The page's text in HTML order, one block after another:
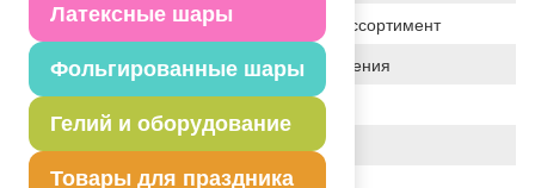
Латексные шары
Фольгированные шары
Гелий и оборудование
Товары для праздника
Статус базовый ассортимент
Событие День рождения
АССОРТИ
Размер